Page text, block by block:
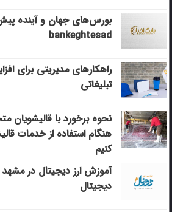
بورس‌های جهان و آینده
bankeghtesad
راهکارهای مدیریتی برای
تبلیغاتی
نحوه برخورد با قالیشویان
هنگام استفاده از خدمات
کنیم
آموزش ارز دیجیتال در مشهد
دیجیتال